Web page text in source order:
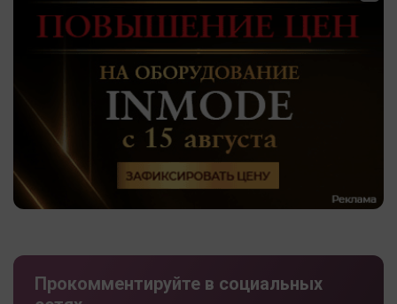
Прокомментируйте в социальных